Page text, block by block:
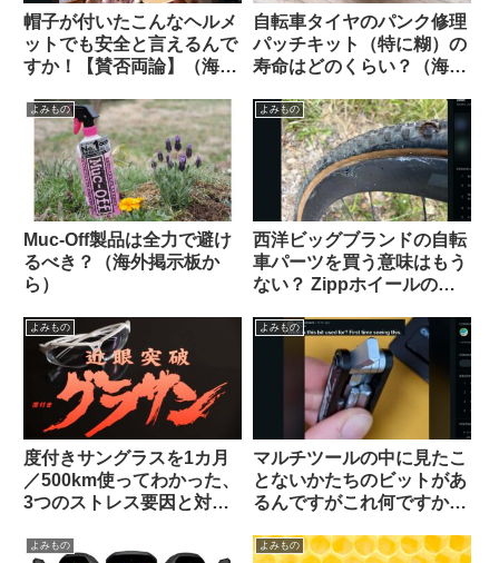
帽子が付いたこんなヘルメ
ットでも安全と言えるんで
すか！【賛否両論】（海外
自転車タイヤのパンク修理
パッチキット（特に糊）の
寿命はどのくらい？（海外
よみもの
Muc-Off製品は全力で避け
るべき？（海外掲示板か
ら）
よみもの
西洋ビッグブランドの自転
車パーツを買う意味はもう
ない？ Zippホイールの生
の経緯報告が大きい話題に
よみもの
度付きサングラスを1カ月
／500km使ってわかった、
3つのストレス要因と対策
は解決策あり】
よみもの
マルチツールの中に見たこ
とないかたちのビットがあ
るんですがこれ何ですか？
と詰むやつ】
よみもの よみもの